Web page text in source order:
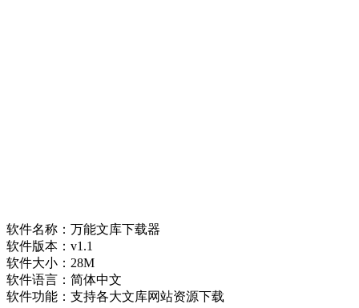
软件名称：万能文库下载器
软件版本：v1.1
软件大小：28M
软件语言：简体中文
软件功能：支持各大文库网站资源下载